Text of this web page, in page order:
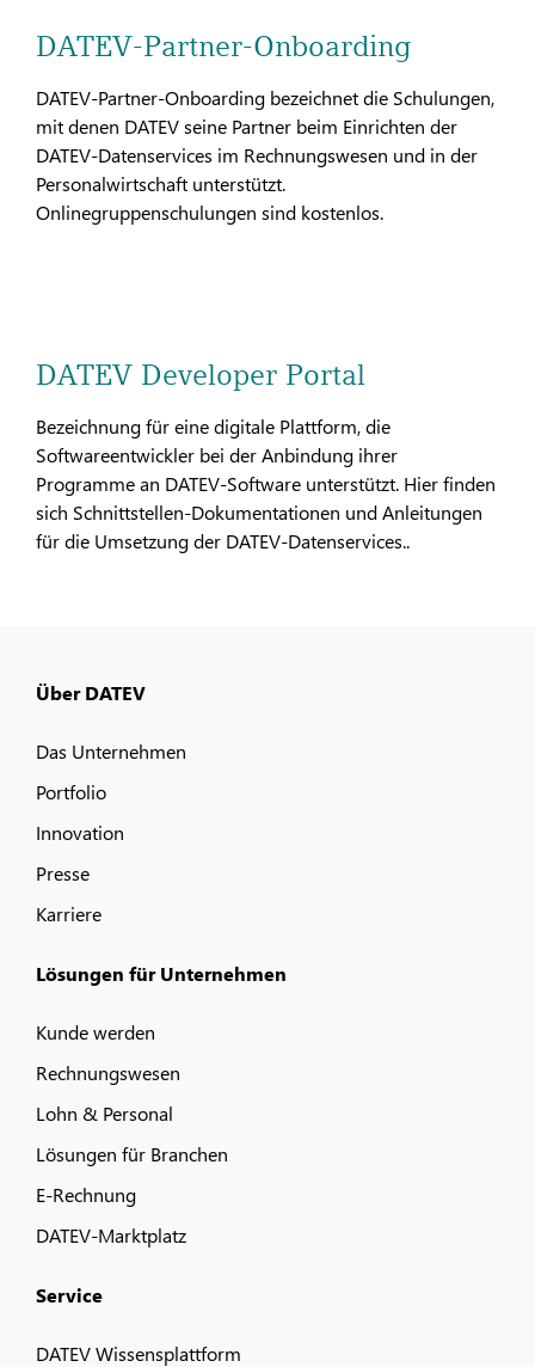
DATEV-Partner-Onboarding
DATEV-Partner-Onboarding bezeichnet die Schulungen,
mit denen DATEV seine Partner beim Einrichten der
DATEV-Datenservices im Rechnungswesen und in der
Personalwirtschaft unterstützt.
Onlinegruppenschulungen sind kostenlos.
DATEV Developer Portal
Bezeichnung für eine digitale Plattform, die
Softwareentwickler bei der Anbindung ihrer
Programme an DATEV-Software unterstützt. Hier finden
sich Schnittstellen-Dokumentationen und Anleitungen
für die Umsetzung der DATEV-Datenservices..
Über DATEV
Das Unternehmen
Portfolio
Innovation
Presse
Karriere
Lösungen für Unternehmen
Kunde werden
Rechnungswesen
Lohn & Personal
Lösungen für Branchen
E-Rechnung
DATEV-Marktplatz
Service
DATEV Wissensplattform